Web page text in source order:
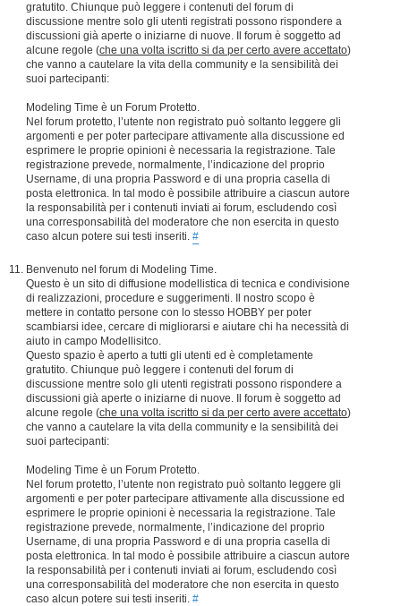
gratutito. Chiunque può leggere i contenuti del forum di
discussione mentre solo gli utenti registrati possono rispondere a
discussioni già aperte o iniziarne di nuove. Il forum è soggetto ad
alcune regole (che una volta iscritto si da per certo avere accettato)
che vanno a cautelare la vita della community e la sensibilità dei
suoi partecipanti:
Modeling Time è un Forum Protetto.
Nel forum protetto, l’utente non registrato può soltanto leggere gli
argomenti e per poter partecipare attivamente alla discussione ed
esprimere le proprie opinioni è necessaria la registrazione. Tale
registrazione prevede, normalmente, l’indicazione del proprio
Username, di una propria Password e di una propria casella di
posta elettronica. In tal modo è possibile attribuire a ciascun autore
la responsabilità per i contenuti inviati ai forum, escludendo così
una corresponsabilità del moderatore che non esercita in questo
caso alcun potere sui testi inseriti. #
Benvenuto nel forum di Modeling Time.
Questo è un sito di diffusione modellistica di tecnica e condivisione
di realizzazioni, procedure e suggerimenti. Il nostro scopo è
mettere in contatto persone con lo stesso HOBBY per poter
scambiarsi idee, cercare di migliorarsi e aiutare chi ha necessità di
aiuto in campo Modellisitco.
Questo spazio è aperto a tutti gli utenti ed è completamente
gratutito. Chiunque può leggere i contenuti del forum di
discussione mentre solo gli utenti registrati possono rispondere a
discussioni già aperte o iniziarne di nuove. Il forum è soggetto ad
alcune regole (che una volta iscritto si da per certo avere accettato)
che vanno a cautelare la vita della community e la sensibilità dei
suoi partecipanti:
Modeling Time è un Forum Protetto.
Nel forum protetto, l’utente non registrato può soltanto leggere gli
argomenti e per poter partecipare attivamente alla discussione ed
esprimere le proprie opinioni è necessaria la registrazione. Tale
registrazione prevede, normalmente, l’indicazione del proprio
Username, di una propria Password e di una propria casella di
posta elettronica. In tal modo è possibile attribuire a ciascun autore
la responsabilità per i contenuti inviati ai forum, escludendo così
una corresponsabilità del moderatore che non esercita in questo
caso alcun potere sui testi inseriti. #